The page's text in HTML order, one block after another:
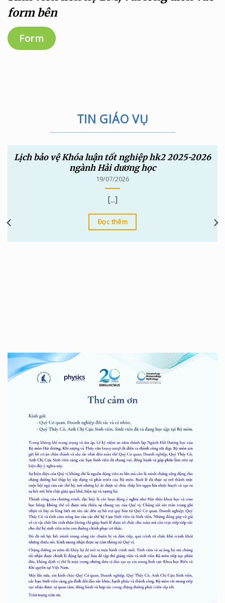
form bên
Form
TIN GIÁO VỤ
Lịch bảo vệ Khóa luận tốt nghiệp hk2 2025-2026
ngành Hải dương học
19/07/2026
[...]
Đọc thêm